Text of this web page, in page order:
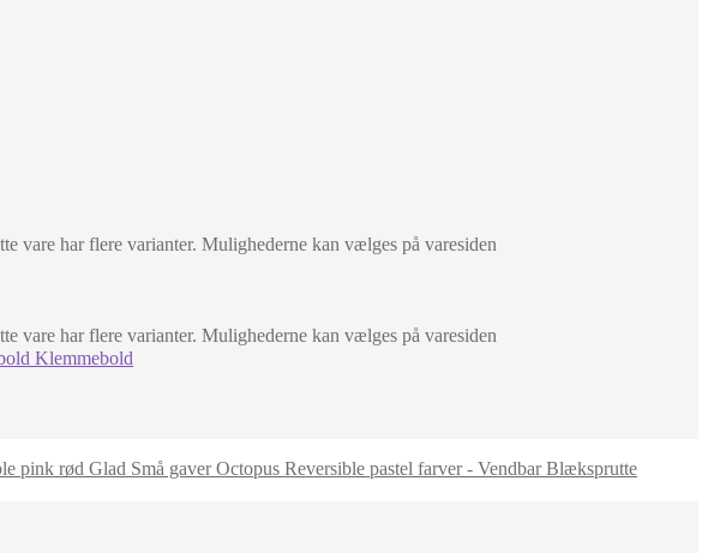
vare har flere varianter. Mulighederne kan vælges på varesiden
vare har flere varianter. Mulighederne kan vælges på varesiden
Octopus Reversible pastel farver - Vendbar Blæksprutte